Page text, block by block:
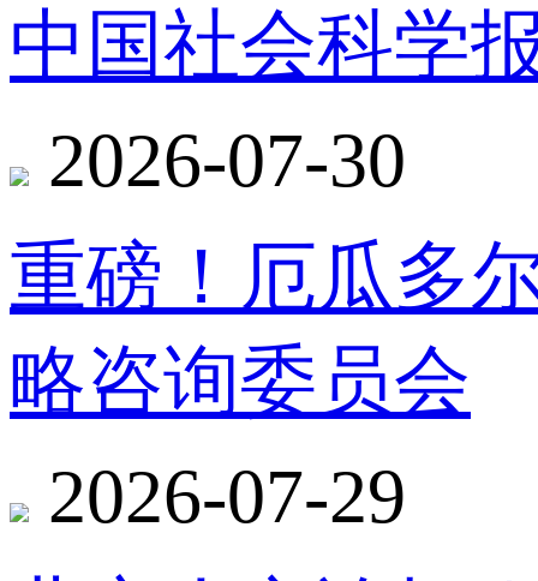
中国社会科学
2026-07-30
重磅！厄瓜多
略咨询委员会
2026-07-29